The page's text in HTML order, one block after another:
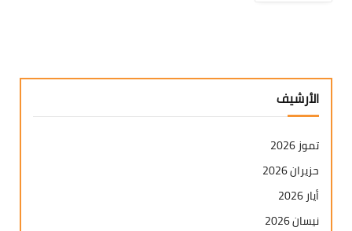
الأرشيف
تموز 2026
حزيران 2026
أيار 2026
نيسان 2026